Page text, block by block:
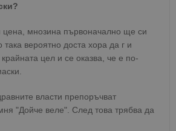
цена, мнозина първоначално ще си
вероятно доста хора да г и
цел и се оказва, че е по-
власти препоръчват
"Дойче веле". След това трябва да
технологии. Той е предназначен да
публикуване на съдържание на
фалшифициране на искания между
на браузъра.
седмици
Тази бисквитка се използва за
потребителя и избора на
взаимодействие със сайта. Той
на посетителя по отношение на
настройки за поверителност, като